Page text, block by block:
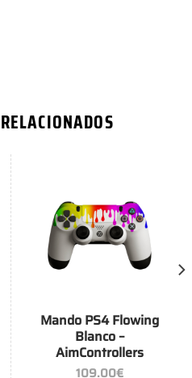
Mando PS4 Flowing
Blanco –
AimControllers
109.00€